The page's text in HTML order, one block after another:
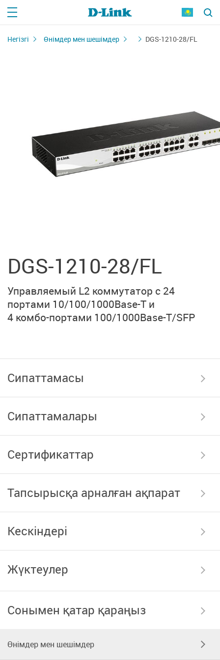
Негізгі Өнімдер мен шешімдер DGS-1210-28/FL
DGS-1210-28/FL
Управляемый L2 коммутатор с 24
портами 10/100/1000Base-T и
4 комбо-портами 100/1000Base-T/SFP
Сипаттамасы
Сипаттамалары
Сертификаттар
Тапсырысқа арналған ақпарат
Кескіндері
Жүктеулер
Сонымен қатар қараңыз
Өнімдер мен шешімдер